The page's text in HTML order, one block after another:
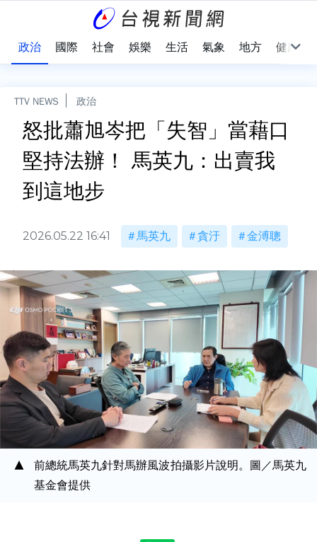
政治 國際 社會 娛樂 生活 氣象 地方 健康
TTV NEWS 政治
怒批蕭旭岑把「失智」當藉口
堅持法辦！ 馬英九：出賣我
到這地步
2026.05.22 16:41 馬英九 貪汙 金溥聰
前總統馬英九針對馬辦風波拍攝影片說明。圖／馬英九
基金會提供